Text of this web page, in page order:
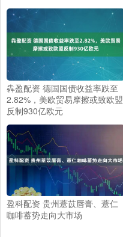
犇盈配资 德国国债收益率跌至
2.82%，美欧贸易摩擦或致欧盟
反制930亿欧元
盈科配资 贵州薏苡唇膏、薏仁
咖啡蓄势走向大市场